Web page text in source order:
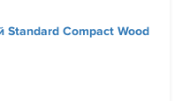
Standard Compact Wood